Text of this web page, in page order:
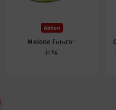
Aktion
Melone Futuro*
je kg